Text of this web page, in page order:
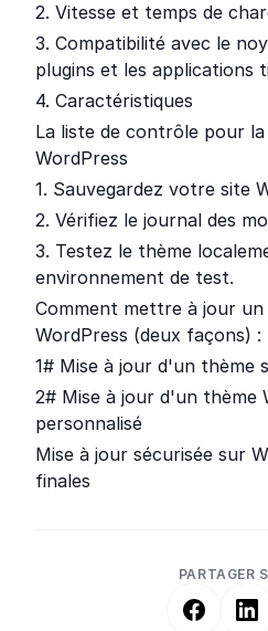
2. Vitesse et temps de
3. Compatibilité avec le
plugins et les applications
4. Caractéristiques
La liste de contrôle pour
WordPress
1. Sauvegardez votre site
2. Vérifiez le journal des
3. Testez le thème
environnement de test.
Comment mettre à jour un
WordPress (deux façons) :
1# Mise à jour d'un thème
2# Mise à jour d'un thème
personnalisé
Mise à jour sécurisée sur
finales
PARTAGER